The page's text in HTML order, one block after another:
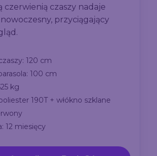
czerwienią czaszy nadaje
przyciągający
120 cm
100 cm
kg
190T + włókno szklane
12 miesięcy